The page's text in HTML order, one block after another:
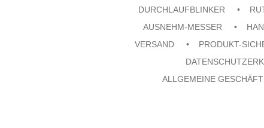
DURCHLAUFBLINKER
AUSNEHM-MESSER
VERSAND
PRODUKT-
ALLGEMEINE